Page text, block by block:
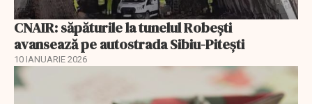
CNAIR: săpăturile la tunelul Robești
avansează pe autostrada Sibiu-Pitești
10 IANUARIE 2026